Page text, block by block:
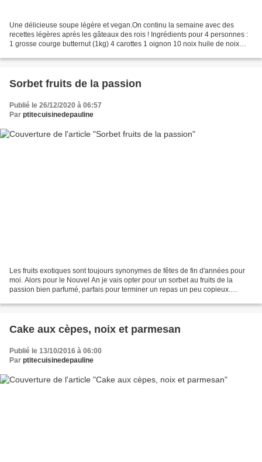
Une délicieuse soupe légère et vegan.On continu la semaine avec des
recettes légères après les gâteaux des rois ! Ingrédients pour 4 personnes :
1 grosse courge butternut (1kg) 4 carottes 1 oignon 10 noix huile de noix
Sorbet fruits de la passion
Publié le 26/12/2020 à 06:57
Par ptitecuisinedepauline
Les fruits exotiques sont toujours synonymes de fêtes de fin d'années pour
moi. Alors pour le Nouvel An je vais opter pour un sorbet au fruits de la
passion bien parfumé, parfais pour terminer un repas un peu copieux.
Cake aux cèpes, noix et parmesan
Publié le 13/10/2016 à 06:00
Par ptitecuisinedepauline